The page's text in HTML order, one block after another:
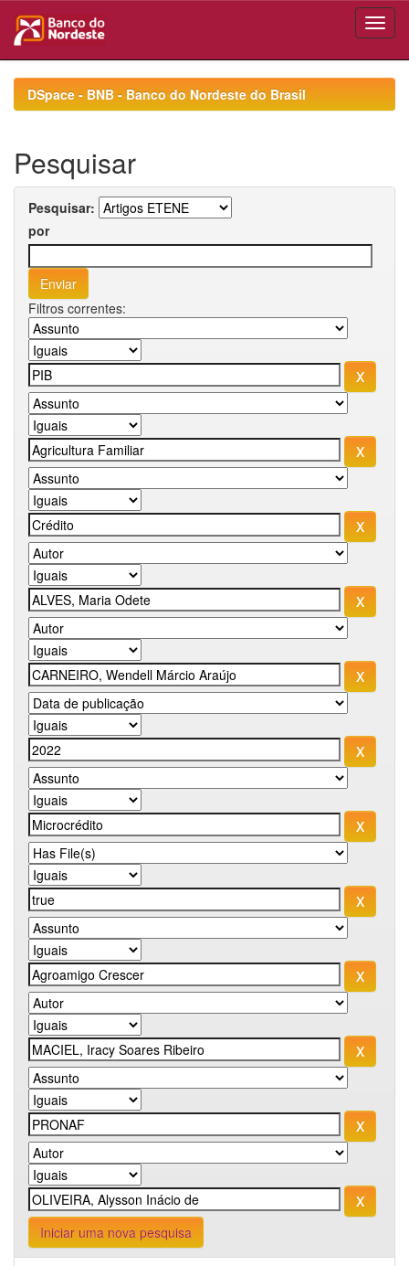
navigationDSpace - BNB - Banco do Nordeste do Brasil
Pesquisar
Pesquisar:
por
Filtros correntes:
Iniciar uma nova pesquisa